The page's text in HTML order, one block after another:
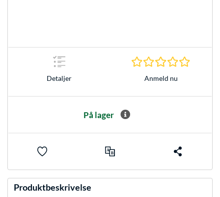
Detaljer Anmeld nu
På lager
Produktbeskrivelse